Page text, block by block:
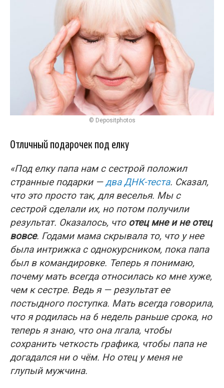
© Depositphotos
Отличный подарочек под елку
«Под елку папа нам с сестрой положил
странные подарки —два ДНК-теста. Сказал,
что это просто так, для веселья. Мы с
сестрой сделали их, но потом получили
результат. Оказалось, что отец мне и не отец
вовсе. Годами мама скрывала то, что у нее
была интрижка с однокурсником, пока папа
был в командировке. Теперь я понимаю,
почему мать всегда относилась ко мне хуже,
чем к сестре. Ведь я — результат ее
постыдного поступка. Мать всегда говорила,
что я родилась на 6 недель раньше срока, но
теперь я знаю, что она лгала, чтобы
сохранить четкость графика, чтобы папа не
догадался ни о чём. Но отец у меня не
глупый мужчина.